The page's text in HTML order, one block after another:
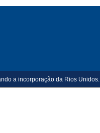
a incorporação da Rios Unidos.